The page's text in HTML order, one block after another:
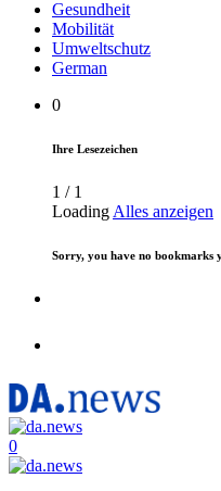
Gesundheit
Mobilität
Umweltschutz
German
0
Ihre Lesezeichen
1 / 1
Loading Alles anzeigen
Sorry, you have no bookmarks
0